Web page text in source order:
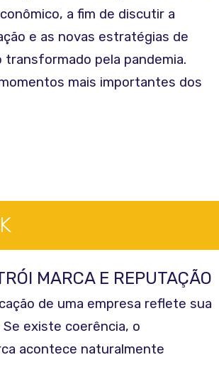
a fim de discutir a
e as novas estratégias de
transformado pela pandemia.
mais importantes dos
MARCA E REPUTAÇÃO
de uma empresa reflete sua
existe coerência, o
acontece naturalmente